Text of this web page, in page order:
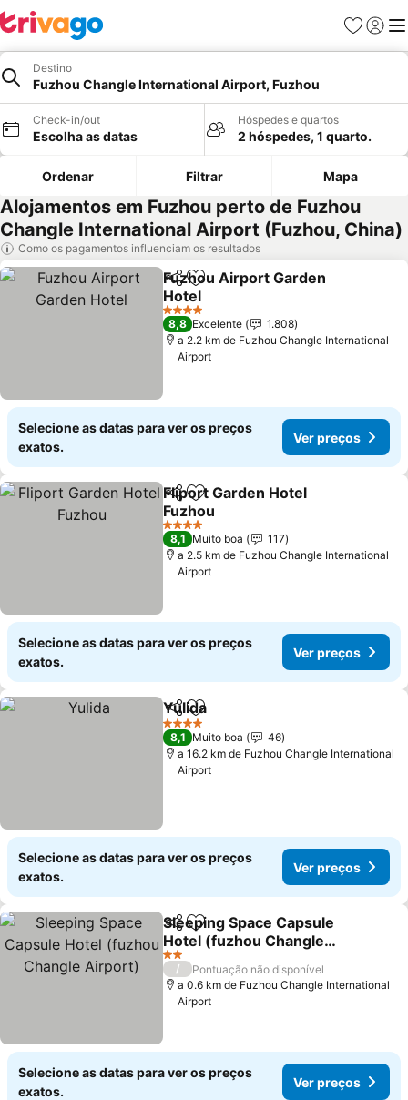
Favoritos
Iniciar
Destino
Fuzhou Changle International Airport, Fuzhou
Check-in/out
Escolha as datas
Hóspedes e quartos
2 hóspedes, 1 quarto.
Ordenar Filtrar Mapa
Alojamentos em Fuzhou perto de Fuzhou
Changle International Airport (Fuzhou, China)
Como os pagamentos influenciam os resultados
PartilharAdicionar aos favoritos
Fuzhou Airport Garden
Hotel
Ver preços
4 Estrelas
8,8 Excelente
1.808
a 2.2 km de Fuzhou Changle International
Airport
Selecione as datas para ver os preços
exatos.
Ver preços
PartilharAdicionar aos favoritos
Fliport Garden Hotel
Fuzhou
Ver preços
4 Estrelas
8,1 Muito boa
117
a 2.5 km de Fuzhou Changle International
Airport
Selecione as datas para ver os preços
exatos.
Ver preços
PartilharAdicionar aos favoritos
Yulida
4 Estrelas
8,1 Muito boa
46
a 16.2 km de Fuzhou Changle International
Airport
Selecione as datas para ver os preços
exatos.
Ver preços
PartilharAdicionar aos favoritos
Sleeping Space Capsule
Hotel (fuzhou Changle
Airport)
Ver preços
2 Estrelas
/
Pontuação não disponível
a 0.6 km de Fuzhou Changle International
Airport
Selecione as datas para ver os preços
exatos.
Ver preços